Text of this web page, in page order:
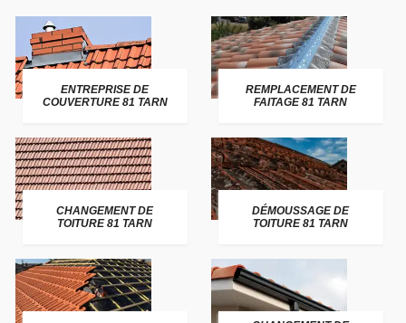
ENTREPRISE DE
COUVERTURE 81 TARN
REMPLACEMENT DE
FAITAGE 81 TARN
CHANGEMENT DE
TOITURE 81 TARN
DÉMOUSSAGE DE
TOITURE 81 TARN